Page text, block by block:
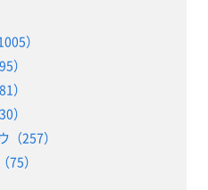
）
）
）
）
（257）
75）